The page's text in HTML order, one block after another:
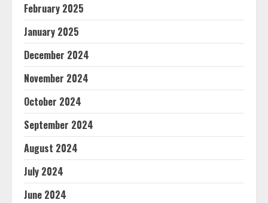
February 2025
January 2025
December 2024
November 2024
October 2024
September 2024
August 2024
July 2024
June 2024